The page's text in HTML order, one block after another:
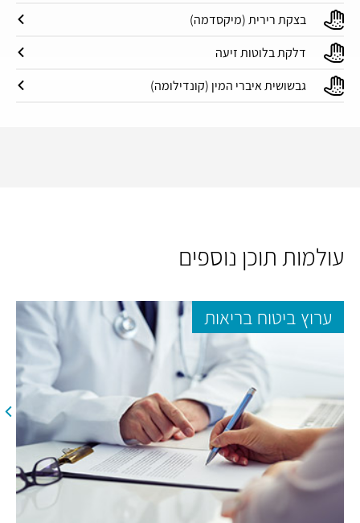
בצקת רירית (מיקסדמה)
דלקת בלוטות זיעה
גבשושית איברי המין (קונדילומה)
עולמות תוכן נוספים
ערוץ ביטוח בריאות